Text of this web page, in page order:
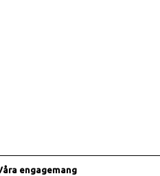
engagemang